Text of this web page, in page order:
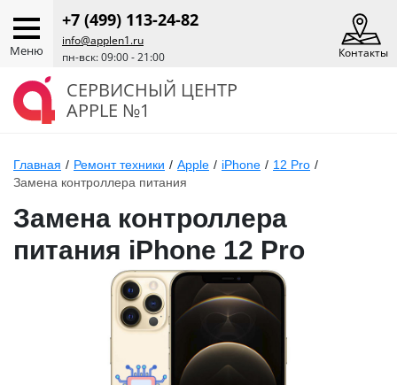
Меню
+7 (499) 113-24-82
info@applen1.ru
пн-вск: 09:00 - 21:00
Контакты
СЕРВИСНЫЙ ЦЕНТР
APPLE №1
Главная / Ремонт техники / Apple / iPhone / 12 Pro /
Замена контроллера питания
Замена контроллера
питания iPhone 12 Pro